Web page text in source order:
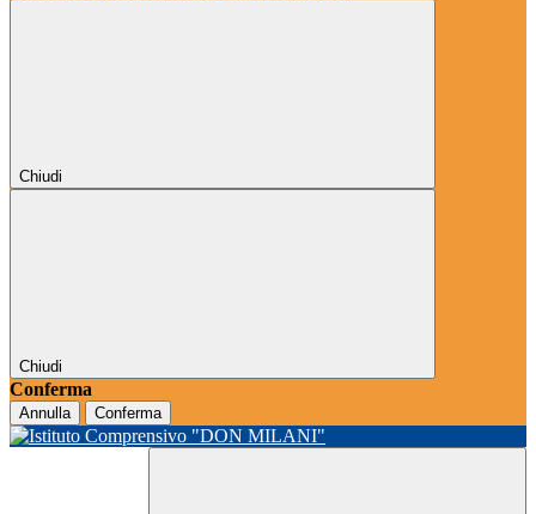
Chiudi
Chiudi
Conferma
Annulla Conferma